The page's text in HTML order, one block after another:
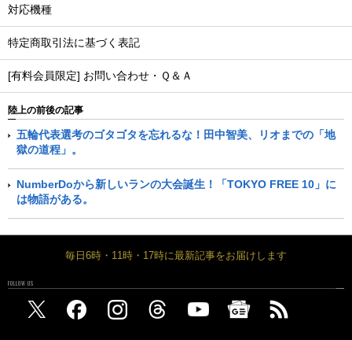
対応機種
特定商取引法に基づく表記
[有料会員限定] お問い合わせ・Ｑ＆Ａ
陸上の前後の記事
五輪代表選考のゴタゴタを忘れるな！田中智美、リオまでの「地
獄の道程」。
NumberDoから新しいランの大会誕生！「TOKYO FREE 10」に
は物語がある。
毎日6時・11時・17時に最新記事をお届けします
FOLLOW US